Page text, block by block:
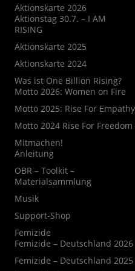
Aktionskarte 2026
Aktionstag 30.7. – I AM
RISING
Aktionskarte 2025
Aktionskarte 2024
Was ist One Billion Rising?
Motto 2026: Women on Fire
Motto 2025: Rise For Empathy
Motto 2024 Rise For Freedom
Mitmachen!
Anleitung
OBR – Toolkit –
Materialsammlung
Musik
Support-Shop
Femizide
Femizide – Deutschland 2026
Femizide – Deutschland 2025